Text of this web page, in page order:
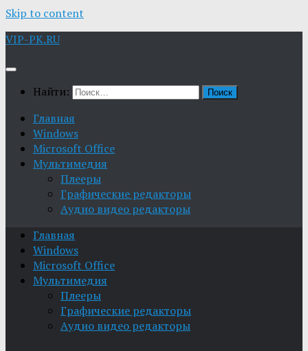
Skip to content
VIP-PK.RU
Найти:
Главная
Windows
Microsoft Office
Мультимедия
Плееры
Графические редакторы
Aудио видео редакторы
Главная
Windows
Microsoft Office
Мультимедия
Плееры
Графические редакторы
Aудио видео редакторы